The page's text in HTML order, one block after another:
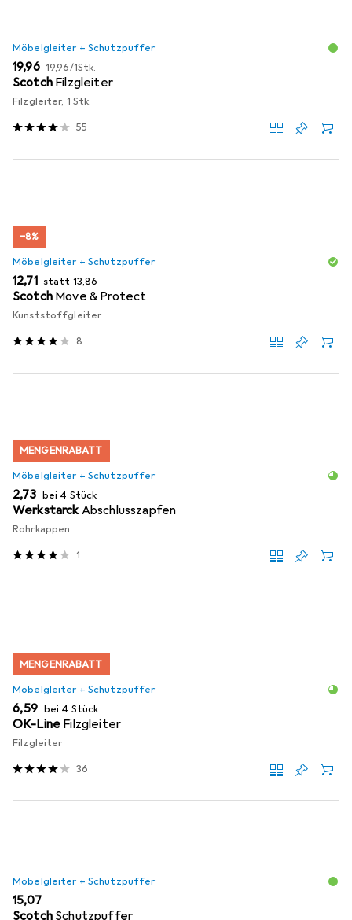
Möbelgleiter + Schutzpuffer
EUR
19,96 EUR
19,96/1Stk.
Scotch Filzgleiter
Filzgleiter, 1 Stk.
55
−8%
Möbelgleiter + Schutzpuffer
EUR
12,71 statt EUR
13,86
Scotch Move & Protect
Kunststoffgleiter
8
MENGENRABATT
Möbelgleiter + Schutzpuffer
EUR
2,73 bei 4 Stück
WerkstarckAbschlusszapfen
Rohrkappen
1
MENGENRABATT
Möbelgleiter + Schutzpuffer
EUR
6,59 bei 4 Stück
OK-Line Filzgleiter
Filzgleiter
36
Möbelgleiter + Schutzpuffer
EUR
15,07
Scotch Schutzpuffer